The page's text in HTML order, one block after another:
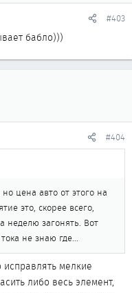
#403
бабло)))
#404
цена авто от этого на
это, скорее всего,
неделю загонять. Вот
не знаю где...
мелкие
либо весь элемент,